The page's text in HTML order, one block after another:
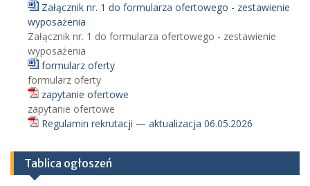
Załącznik nr. 1 do formularza ofertowego - zestawienie
wyposażenia
Załącznik nr. 1 do formularza ofertowego - zestawienie
wyposażenia
formularz oferty
formularz oferty
zapytanie ofertowe
zapytanie ofertowe
Regulamin rekrutacji — aktualizacja 06.05.2026
Tablica ogłoszeń